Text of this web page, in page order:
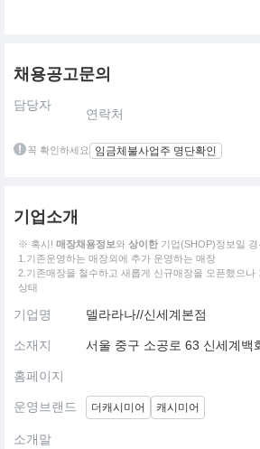
채용공고문의
담당자
연락처
꼭 확인하세요 임금체불사업주 명단확인
기업소개
※ 혹시! 매장채용정보와 상이한 기업(SHOP)정보일 경
1.기존운영하는 매장외에 추가 운영하는 매장
2.기존매장을 철수하고 새롭게 신규매장을 오픈했으나
상태
기업명 델라라나//신세계본점
소재지 서울 중구 소공로 63 신세계백
홈페이지
운영브랜드 더캐시미어 캐시미어
소개말